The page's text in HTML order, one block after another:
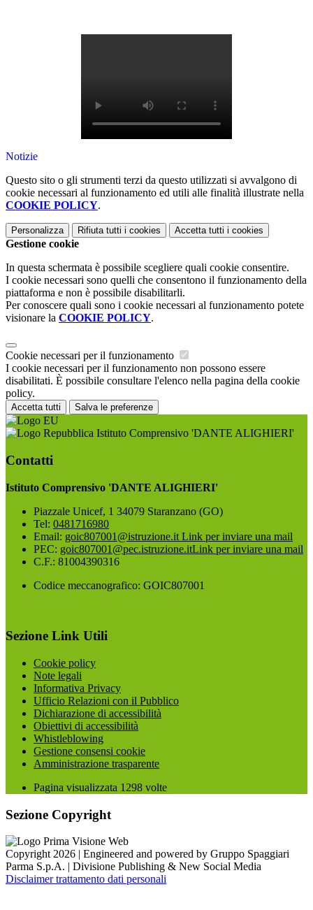
Notizie
Questo sito o gli strumenti terzi da questo utilizzati si avvalgono di
cookie necessari al funzionamento ed utili alle finalità illustrate nella
COOKIE POLICY.
Personalizza Rifiuta tutti i cookies Accetta tutti i cookies
Gestione cookie
In questa schermata è possibile scegliere quali cookie consentire.
I cookie necessari sono quelli che consentono il funzionamento della
piattaforma e non è possibile disabilitarli.
Per conoscere quali sono i cookie necessari al funzionamento potete
visionare la COOKIE POLICY.
Cookie necessari per il funzionamento
I cookie necessari per il funzionamento non possono essere
disabilitati. È possibile consultare l'elenco nella pagina della cookie
policy.
Accetta tutti Salva le preferenze
Istituto Comprensivo 'DANTE ALIGHIERI'
Contatti
Istituto Comprensivo 'DANTE ALIGHIERI'
Piazzale Unicef, 1 34079 Staranzano (GO)
Tel: 0481716980
Email: goic807001@istruzione.it Link per inviare una mail
PEC: goic807001@pec.istruzione.itLink per inviare una mail
C.F.: 81004390316
Codice meccanografico: GOIC807001
Sezione Link Utili
Cookie policy
Note legali
Informativa Privacy
Ufficio Relazioni con il Pubblico
Dichiarazione di accessibilità
Obiettivi di accessibilità
Whistleblowing
Gestione consensi cookie
Amministrazione trasparente
Pagina visualizzata 1298 volte
Sezione Copyright
Copyright 2026 | Engineered and powered by Gruppo Spaggiari
Parma S.p.A. | Divisione Publishing & New Social Media
Disclaimer trattamento dati personali